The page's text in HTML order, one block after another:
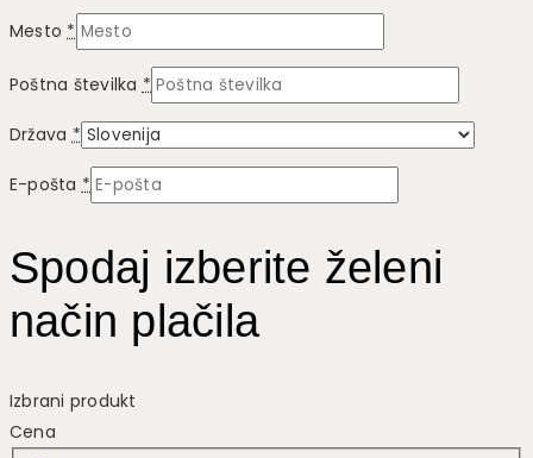
Mesto *
Poštna številka *
Država*
E-pošta *
Spodaj izberite želeni
način plačila
Izbrani produkt
Cena